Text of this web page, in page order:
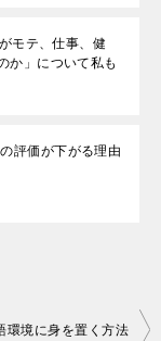
モテ、仕事、健
か」について私も
評価が下がる理由
環境に身を置く方法